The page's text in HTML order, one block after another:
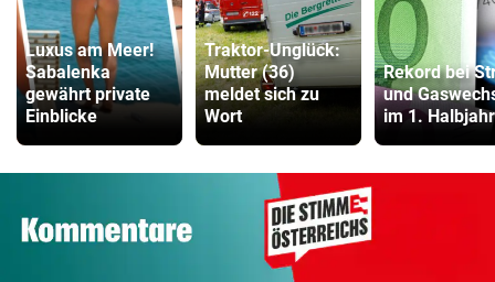
Luxus am Meer!
Sabalenka
gewährt private
Einblicke
Traktor-Unglück:
Mutter (36)
meldet sich zu
Wort
Rekord bei
und
im 1. Halbjahr